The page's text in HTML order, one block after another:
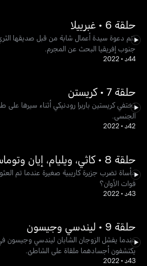
حلقة 6 • غبرييلا
تتم دعوة سيدة أعمال شابة من قبل صديقها
جنوب إفريقيا البحث عن المجرم.
44د •
2022
حلقة 7 • كريستن
تختفي كريستين باربرا رودنيكي أثناء سيرها
الجنسي.
42د •
2022
حلقة 8 • كاثي، ويليام، إيان وتوماس
مأساة تضرب جزيرة كاريبية صغيرة عندما تم
فوات الأوان؟
43د •
2022
حلقة 9 • ليندسي وجيسون
عندما يفشل الزوجان الشابان ليندسي وجيسون
يكتشفون أجسادهما ملقاة على الشاطئ.
43د •
2022